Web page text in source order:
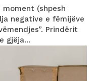
(shpesh
negative e fëmijëve
Prindërit
gjëja...